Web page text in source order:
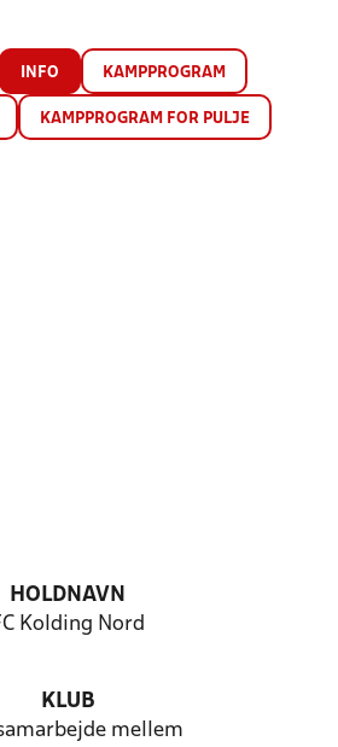
INFO KAMPPROGRAM
KAMPPROGRAM FOR PULJE
HOLDNAVN
Kolding Nord
KLUB
mellem